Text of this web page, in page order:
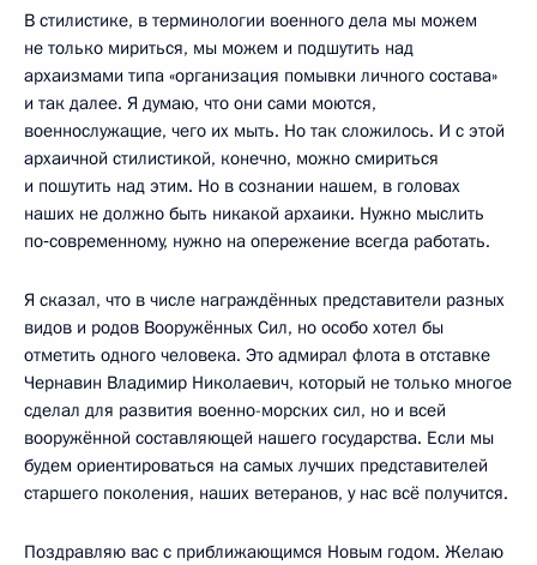
В стилистике, в терминологии военного дела мы можем
не только мириться, мы можем и подшутить над
архаизмами типа «организация помывки личного состава»
и так далее. Я думаю, что они сами моются,
военнослужащие, чего их мыть. Но так сложилось. И с этой
архаичной стилистикой, конечно, можно смириться
и пошутить над этим. Но в сознании нашем, в головах
наших не должно быть никакой архаики. Нужно мыслить
по‑современному, нужно на опережение всегда работать.
Я сказал, что в числе награждённых представители разных
видов и родов Вооружённых Сил, но особо хотел бы
отметить одного человека. Это адмирал флота в отставке
Чернавин Владимир Николаевич, который не только многое
сделал для развития военно-морских сил, но и всей
вооружённой составляющей нашего государства. Если мы
будем ориентироваться на самых лучших представителей
старшего поколения, наших ветеранов, у нас всё получится.
Поздравляю вас с приближающимся Новым годом. Желаю